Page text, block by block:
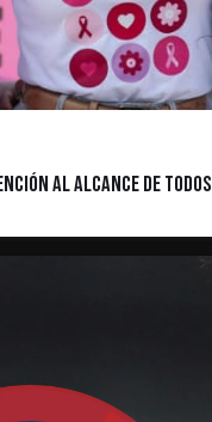
al alcance de todos